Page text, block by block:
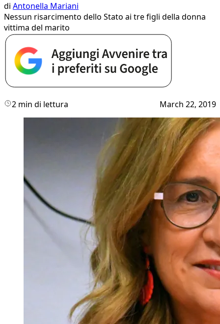
di Antonella Mariani
Nessun risarcimento dello Stato ai tre figli della donna
vittima del marito
2 min di lettura March 22, 2019